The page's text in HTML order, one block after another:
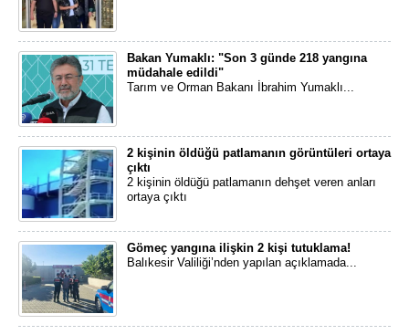
Bakan Yumaklı: "Son 3 günde 218 yangına
müdahale edildi"
Tarım ve Orman Bakanı İbrahim Yumaklı...
2 kişinin öldüğü patlamanın görüntüleri ortaya
çıktı
2 kişinin öldüğü patlamanın dehşet veren anları
ortaya çıktı
Gömeç yangına ilişkin 2 kişi tutuklama!
Balıkesir Valiliği’nden yapılan açıklamada...